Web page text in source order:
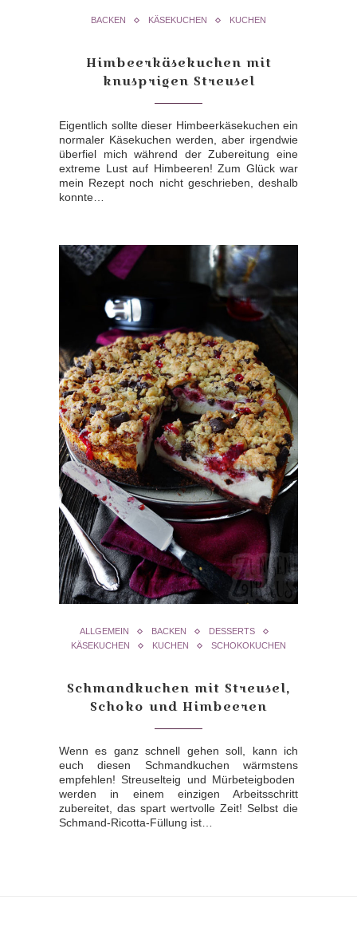
BACKEN KÄSEKUCHEN KUCHEN
Himbeerkäsekuchen mit
knusprigen Streusel
Eigentlich sollte dieser Himbeerkäsekuchen ein
normaler Käsekuchen werden, aber irgendwie
überfiel mich während der Zubereitung eine
extreme Lust auf Himbeeren! Zum Glück war
mein Rezept noch nicht geschrieben, deshalb
konnte…
ALLGEMEIN BACKEN
DESSERTS
KÄSEKUCHEN
KUCHEN SCHOKOKUCHEN
Schmandkuchen mit Streusel,
Schoko und Himbeeren
Wenn es ganz schnell gehen soll, kann ich
euch diesen Schmandkuchen wärmstens
empfehlen! Streuselteig und Mürbeteigboden
werden in einem einzigen Arbeitsschritt
zubereitet, das spart wertvolle Zeit! Selbst die
Schmand-Ricotta-Füllung ist…